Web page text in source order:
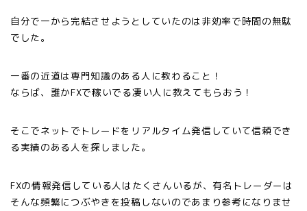
自分で一から完結させようとしていたのは非効率で時間の無駄
でした。
一番の近道は専門知識のある人に教わること！
ならば、誰かFXで稼いでる凄い人に教えてもらおう！
そこでネットでトレードをリアルタイム発信していて信頼でき
る実績のある人を探しました。
FXの情報発信している人はたくさんいるが、有名トレーダーは
そんな頻繁につぶやきを投稿しないのであまり参考になりませ